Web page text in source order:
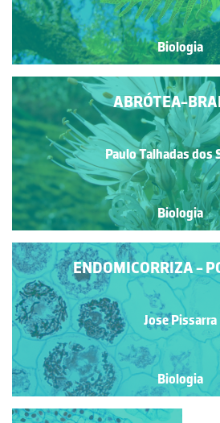
Biologia
ABRÓTEA-
Paulo Talhadas dos
Biologia
ENDOMICORRIZA -
Jose Pissarra
Biologia